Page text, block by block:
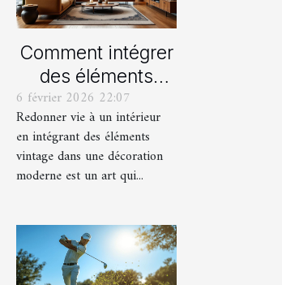
Comment intégrer
des éléments
vintage dans une
décoration
moderne ?
6 février 2026 22:07
Redonner vie à un intérieur
en intégrant des éléments
vintage dans une décoration
moderne est un art qui...